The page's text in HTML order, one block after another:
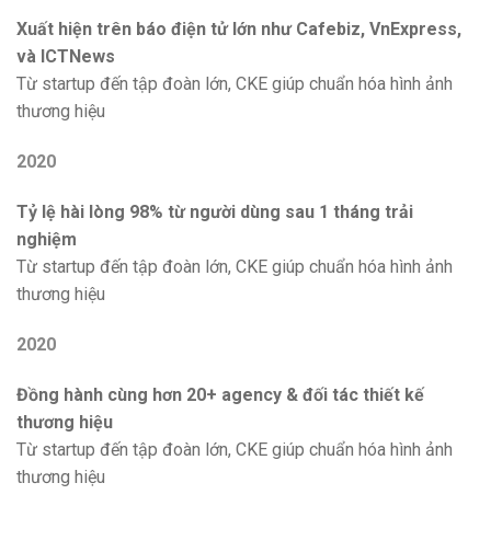
Xuất hiện trên báo điện tử lớn như Cafebiz, VnExpress,
và ICTNews
Từ startup đến tập đoàn lớn, CKE giúp chuẩn hóa hình ảnh
thương hiệu
2020
Tỷ lệ hài lòng 98% từ người dùng sau 1 tháng trải
nghiệm
Từ startup đến tập đoàn lớn, CKE giúp chuẩn hóa hình ảnh
thương hiệu
2020
Đồng hành cùng hơn 20+ agency & đối tác thiết kế
thương hiệu
Từ startup đến tập đoàn lớn, CKE giúp chuẩn hóa hình ảnh
thương hiệu